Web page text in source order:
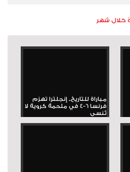
خلال شهر
مباراة للتاريخ.. إنجلترا تهزم
فرنسا 6-4 في ملحمة كروية لا
تُنسى